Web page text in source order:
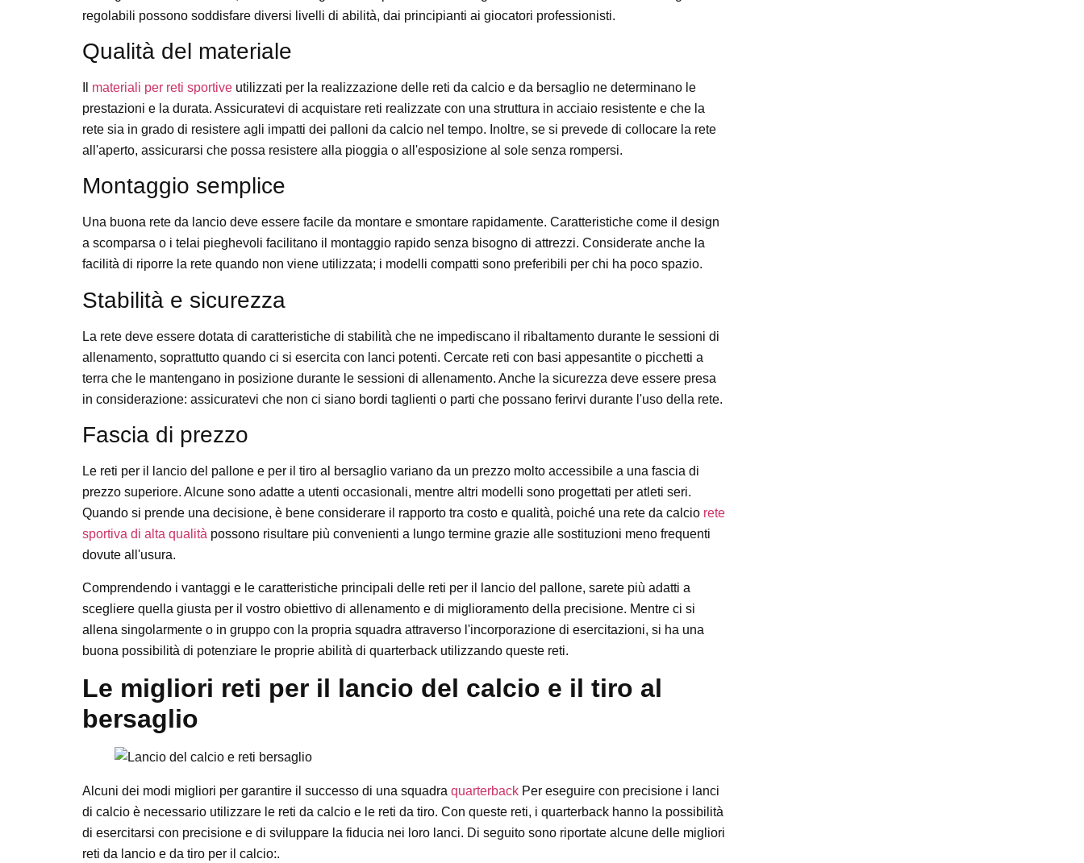
regolabili possono soddisfare diversi livelli di abilità, dai principianti ai giocatori professionisti.
Qualità del materiale
materiali per reti sportive utilizzati per la realizzazione delle reti da calcio e da bersaglio ne determinano le
prestazioni e la durata. Assicuratevi di acquistare reti realizzate con una struttura in acciaio resistente e che la
rete sia in grado di resistere agli impatti dei palloni da calcio nel tempo. Inoltre, se si prevede di collocare la rete
all'aperto, assicurarsi che possa resistere alla pioggia o all'esposizione al sole senza rompersi.
Montaggio semplice
Una buona rete da lancio deve essere facile da montare e smontare rapidamente. Caratteristiche come il design
a scomparsa o i telai pieghevoli facilitano il montaggio rapido senza bisogno di attrezzi. Considerate anche la
facilità di riporre la rete quando non viene utilizzata; i modelli compatti sono preferibili per chi ha poco spazio.
Stabilità e sicurezza
La rete deve essere dotata di caratteristiche di stabilità che ne impediscano il ribaltamento durante le sessioni di
allenamento, soprattutto quando ci si esercita con lanci potenti. Cercate reti con basi appesantite o picchetti a
terra che le mantengano in posizione durante le sessioni di allenamento. Anche la sicurezza deve essere presa
in considerazione: assicuratevi che non ci siano bordi taglienti o parti che possano ferirvi durante l'uso della rete.
Fascia di prezzo
Le reti per il lancio del pallone e per il tiro al bersaglio variano da un prezzo molto accessibile a una fascia di
prezzo superiore. Alcune sono adatte a utenti occasionali, mentre altri modelli sono progettati per atleti seri.
Quando si prende una decisione, è bene considerare il rapporto tra costo e qualità, poiché una rete da calcio rete
sportiva di alta qualità possono risultare più convenienti a lungo termine grazie alle sostituzioni meno frequenti
dovute all'usura.
Comprendendo i vantaggi e le caratteristiche principali delle reti per il lancio del pallone, sarete più adatti a
scegliere quella giusta per il vostro obiettivo di allenamento e di miglioramento della precisione. Mentre ci si
allena singolarmente o in gruppo con la propria squadra attraverso l'incorporazione di esercitazioni, si ha una
buona possibilità di potenziare le proprie abilità di quarterback utilizzando queste reti.
Le migliori reti per il lancio del calcio e il tiro al
bersaglio
Alcuni dei modi migliori per garantire il successo di una squadra quarterback Per eseguire con precisione i lanci
di calcio è necessario utilizzare le reti da calcio e le reti da tiro. Con queste reti, i quarterback hanno la possibilità
di esercitarsi con precisione e di sviluppare la fiducia nei loro lanci. Di seguito sono riportate alcune delle migliori
reti da lancio e da tiro per il calcio:.